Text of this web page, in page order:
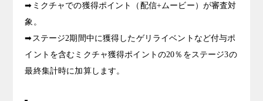
➡ミクチャでの獲得ポイント（配信+ムービー）が審査対
象。
➡ステージ2期間中に獲得したゲリライベントなど付与ポ
イントを含むミクチャ獲得ポイントの20％をステージ3の
最終集計時に加算します。